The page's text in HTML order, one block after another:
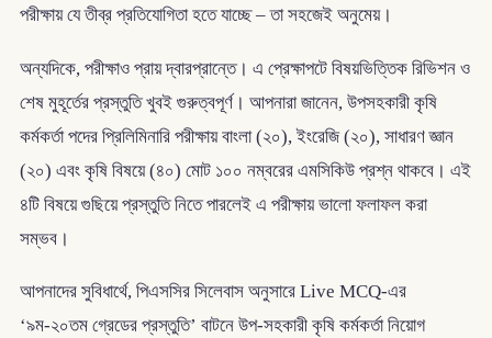
পরীক্ষায় যে তীব্র প্রতিযোগিতা হতে যাচ্ছে – তা সহজেই অনুমেয়।
অন্যদিকে, পরীক্ষাও প্রায় দ্বারপ্রান্তে। এ প্রেক্ষাপটে বিষয়ভিত্তিক রিভিশন ও
শেষ মুহূর্তের প্রস্তুতি খুবই গুরুত্বপূর্ণ। আপনারা জানেন, উপসহকারী কৃষি
কর্মকর্তা পদের প্রিলিমিনারি পরীক্ষায় বাংলা (২০), ইংরেজি (২০), সাধারণ জ্ঞান
(২০) এবং কৃষি বিষয়ে (৪০) মোট ১০০ নম্বরের এমসিকিউ প্রশ্ন থাকবে। এই
৪টি বিষয়ে গুছিয়ে প্রস্তুতি নিতে পারলেই এ পরীক্ষায় ভালো ফলাফল করা
সম্ভব।
আপনাদের সুবিধার্থে, পিএসসির সিলেবাস অনুসারে Live MCQ-এর
‘৯ম-২০তম গ্রেডের প্রস্তুতি’ বাটনে উপ-সহকারী কৃষি কর্মকর্তা নিয়োগ